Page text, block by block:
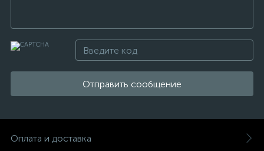
Отправить сообщение
Оплата и доставка